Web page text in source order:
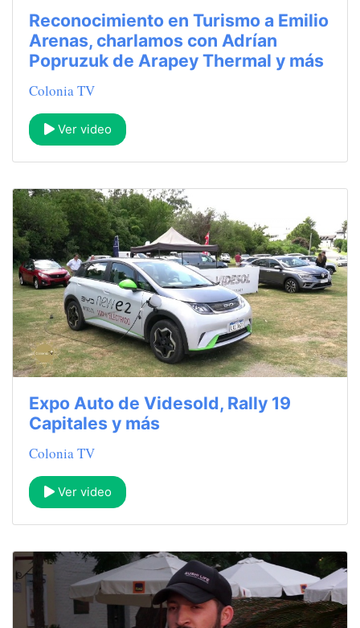
Reconocimiento en Turismo a Emilio
Arenas, charlamos con Adrían
Popruzuk de Arapey Thermal y más
Colonia TV
Ver video
Expo Auto de Videsold, Rally 19
Capitales y más
Colonia TV
Ver video